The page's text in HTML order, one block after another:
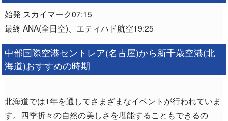
始発 スカイマーク07:15
最終 ANA(全日空)、エティハド航空19:25
中部国際空港セントレア(名古屋)から新千歳空港(北
海道)おすすめの時期
北海道では1年を通してさまざまなイベントが行われていま
す。四季折々の自然の美しさを堪能することもできるの